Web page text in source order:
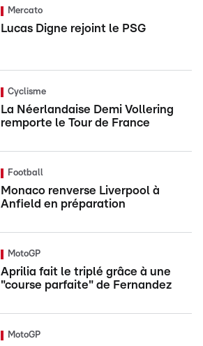
Mercato
Lucas Digne rejoint le PSG
Cyclisme
La Néerlandaise Demi Vollering
remporte le Tour de France
Football
Monaco renverse Liverpool à
Anfield en préparation
MotoGP
Aprilia fait le triplé grâce à une
"course parfaite" de Fernandez
MotoGP